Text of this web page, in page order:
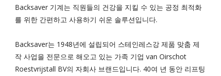
Backsaver 기계는 직원들의 건강을 지킬 수 있는 공정 최적화
를 위한 간편하고 사용하기 쉬운 솔루션입니다.
Backsaver는 1948년에 설립되어 스테인레스강 제품 맞춤 제
작 사업을 전문으로 해오고 있는 가족 기업 van Oirschot
Roestvrijstall BV의 자회사 브랜드입니다. 40여 년 동안 리프팅